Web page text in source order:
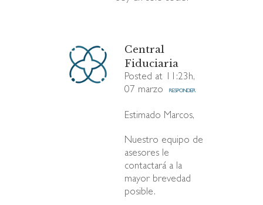
Central
Fiduciaria
Posted at 11:23h,
07 marzo
RESPONDER
Estimado Marcos,
Nuestro equipo de
asesores le
contactará a la
mayor brevedad
posible.